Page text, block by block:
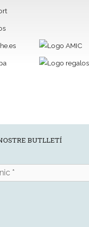
BUTLLETÍ